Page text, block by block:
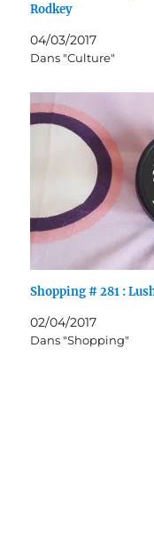
Rodkey
04/03/2017
Dans "Culture"
Shopping # 281 :
02/04/2017
Dans "Shopping"